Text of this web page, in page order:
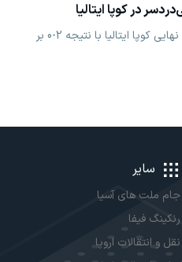
اینتر در بازی مرحله یک هشتم نهایی کوپا ایتالیا با نتیجه 2-0 بر
سایر
جام ملت های آسیا
رنکینگ فیفا
نقل و انتقالات اروپا